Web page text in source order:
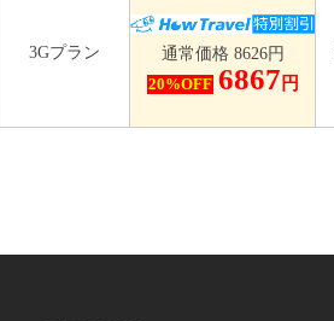
3Gプラン
通常価格 8626円
20%OFF 6867 円